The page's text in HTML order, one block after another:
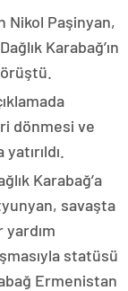
Nikol Paşinyan,
Karabağ’ın
dönmesi ve
Karabağ’a
savaşta
statüsü
Ermenistan